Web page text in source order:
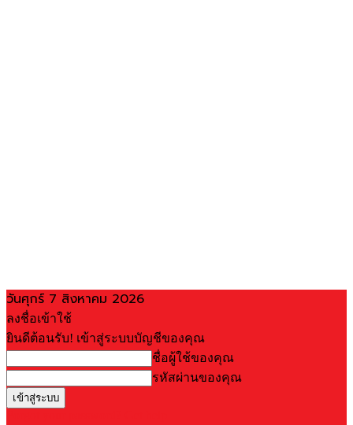
วันศุกร์ 7 สิงหาคม 2026
ลงชื่อเข้าใช้
ยินดีต้อนรับ! เข้าสู่ระบบบัญชีของคุณ
ชื่อผู้ใช้ของคุณ
รหัสผ่านของคุณ